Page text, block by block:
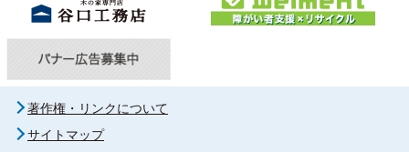
著作権・リンクについて
サイトマップ